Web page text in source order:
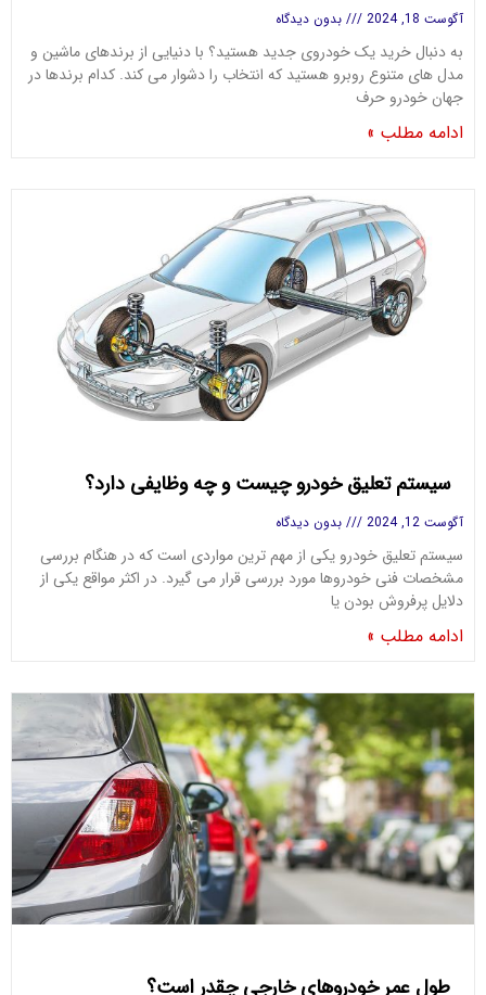
آگوست 18, 2024 بدون دیدگاه
به دنبال خرید یک خودروی جدید هستید؟ با دنیایی از برندهای ماشین و
مدل های متنوع روبرو هستید که انتخاب را دشوار می کند. کدام برندها در
جهان خودرو حرف
ادامه مطلب »
سیستم تعلیق خودرو چیست و چه وظایفی دارد؟
آگوست 12, 2024 بدون دیدگاه
سیستم تعلیق خودرو یکی از مهم ترین مواردی است که در هنگام بررسی
مشخصات فنی خودروها مورد بررسی قرار می گیرد. در اکثر مواقع یکی از
دلایل پرفروش بودن یا
ادامه مطلب »
طول عمر خودروهای خارجی چقدر است؟